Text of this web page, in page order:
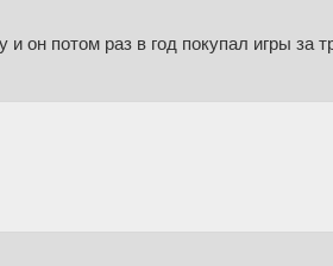
он потом раз в год покупал игры за